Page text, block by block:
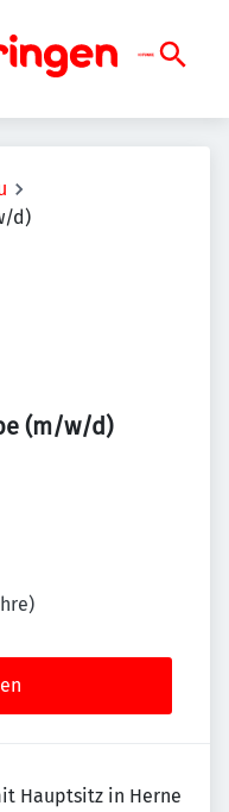
d)
(m/w/d)
Hauptsitz in Herne